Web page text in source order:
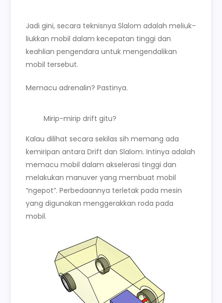
Jadi gini, secara teknisnya Slalom adalah meliuk-
liukkan mobil dalam kecepatan tinggi dan
keahlian pengendara untuk mengendalikan
mobil tersebut.
Memacu adrenalin? Pastinya.
Mirip-mirip drift gitu?
Kalau dilihat secara sekilas sih memang ada
kemiripan antara Drift dan Slalom. Intinya adalah
memacu mobil dalam akselerasi tinggi dan
melakukan manuver yang membuat mobil
“ngepot”. Perbedaannya terletak pada mesin
yang digunakan menggerakkan roda pada
mobil.